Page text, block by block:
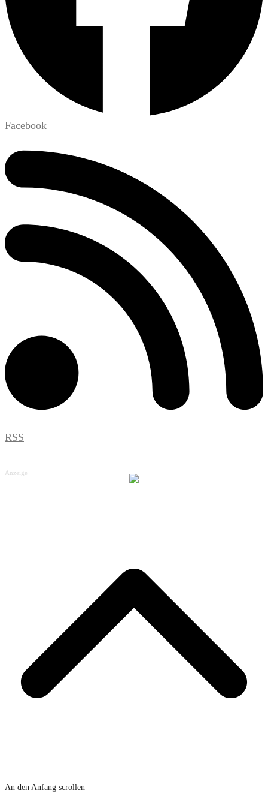
Facebook
RSS
Anzeige
An den Anfang scrollen